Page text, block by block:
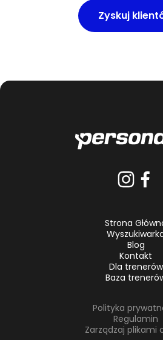
Zyskuj
Strona
Blog
Kontakt
Dla trenerów
Baza
Polityka
Regulamin
Zarządzaj plikami